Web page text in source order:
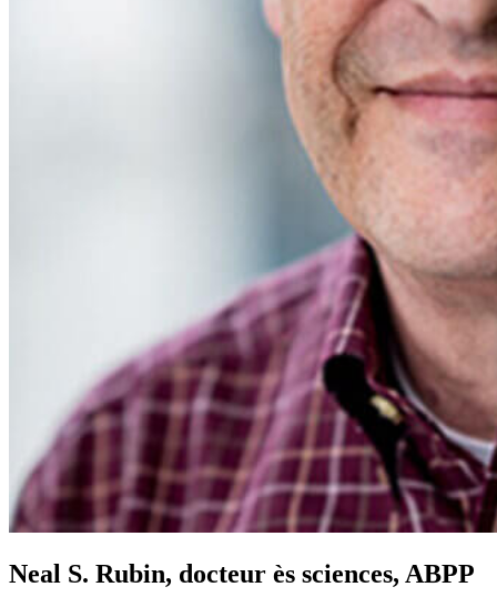
Neal S. Rubin, docteur ès sciences, ABPP